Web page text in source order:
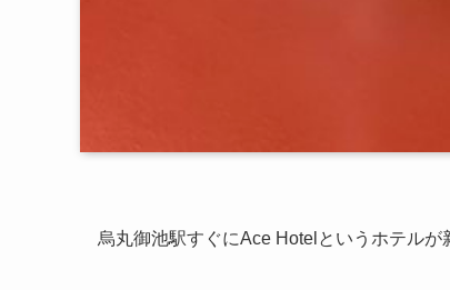
烏丸御池駅すぐにAce Hotelというホテルが